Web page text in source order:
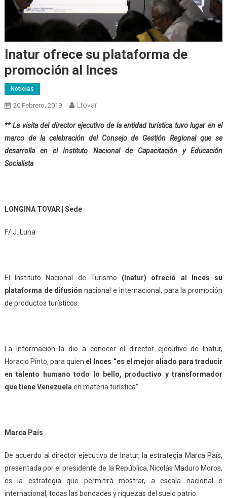
Inatur ofrece su plataforma de
promoción al Inces
Noticias
20 Febrero, 2019 Ltovar
** La visita del director ejecutivo de la entidad turística tuvo lugar en el
marco de la celebración del Consejo de Gestión Regional que se
desarrolla en el Instituto Nacional de Capacitación y Educación
Socialista
LONGINA TOVAR | Sede
F/ J. Luna
El Instituto Nacional de Turismo (Inatur) ofreció al Inces su
plataforma de difusión nacional e internacional, para la promoción
de productos turísticos.
La información la dio a conocer el director ejecutivo de Inatur,
Horacio Pinto, para quien el Inces “es el mejor aliado para traducir
en talento humano todo lo bello, productivo y transformador
que tiene Venezuela en materia turística”.
Marca País
De acuerdo al director ejecutivo de Inatur, la estrategia Marca País,
presentada por el presidente de la República, Nicolás Maduro Moros,
es la estrategia que permitirá mostrar, a escala nacional e
internacional, todas las bondades y riquezas del suelo patrio.